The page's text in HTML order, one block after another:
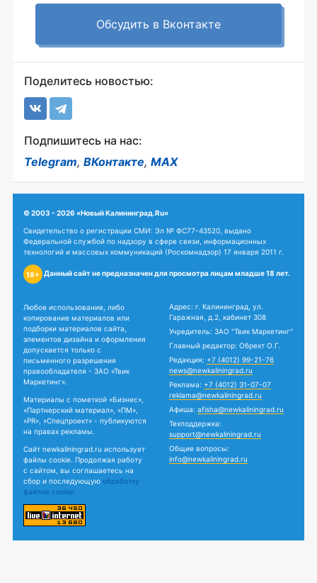
Обсудить в Вконтакте
Поделитесь новостью:
Подпишитесь на нас:
Telegram, ВКонтакте, MAX
© 2003 - 2026 «Новый Калининград.Ru»
Свидетельство о регистрации СМИ: Эл № ФС77-43520, выдано
Федеральной службой по надзору в сфере связи, информационных
технологий и массовых коммуникаций (Роскомнадзор) 17 января 2011 г.
18+ Данный сайт не предназначен для просмотра лицам младше 18 лет.
Любое использование, либо
копирование материалов или
подборки материалов сайта,
элементов дизайна и оформления
допускается только с
письменного разрешения
правообладателя - ЗАО «Твик
Маркетинг».
Материалы с пометкой «Бизнес»,
«Партнерский материал», «ПМ»,
«PR», «Спецпроект» - публикуются
на правах рекламы.
Сайт newkaliningrad.ru использует
файлы cookie. Продолжая работу
с сайтом, вы соглашаетесь на
сбор и последующую обработку
файлов cookie.
Адрес: г. Калининград, ул.
Гаражная, д.2, кабинет 308
Учредитель: ЗАО "Твик Маркетинг"
Главный редактор: Обрехт О.Г.
Редакция: +7 (4012) 99-21-76
news@newkaliningrad.ru
Реклама: +7 (4012) 31-07-07
reklama@newkaliningrad.ru
Афиша: afisha@newkaliningrad.ru
Техподдержка:
support@newkaliningrad.ru
Общие вопросы:
info@newkaliningrad.ru